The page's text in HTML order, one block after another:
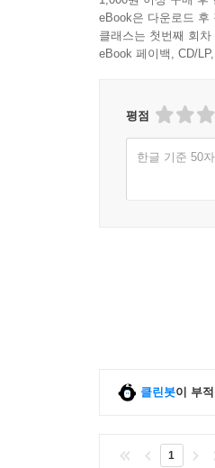
eBook은 다운로드 후
클래스는 첫번째 회
eBook 페이백, CD/
평점
한글 기준 50
클린봇이 부
1